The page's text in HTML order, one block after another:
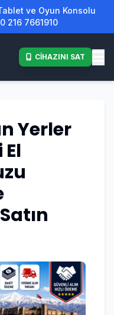
ve Oyun Konsolu
216 7661910
CİHAZINI SAT
Yerler